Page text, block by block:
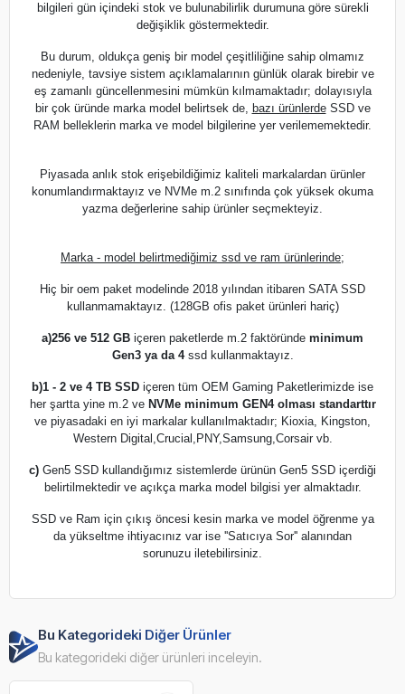
bilgileri gün içindeki stok ve bulunabilirlik durumuna göre sürekli
değişiklik göstermektedir.
Bu durum, oldukça geniş bir model çeşitliliğine sahip olmamız
nedeniyle, tavsiye sistem açıklamalarının günlük olarak birebir ve
eş zamanlı güncellenmesini mümkün kılmamaktadır; dolayısıyla
bir çok üründe marka model belirtsek de, bazı ürünlerdeSSD ve
RAM belleklerin marka ve model bilgilerine yer verilememektedir.
Piyasada anlık stok erişebildiğimiz kaliteli markalardan ürünler
konumlandırmaktayız ve NVMe m.2 sınıfında çok yüksek okuma
yazma değerlerine sahip ürünler seçmekteyiz.
Marka - model belirtmediğimiz ssd ve ram ürünlerinde;
Hiç bir oem paket modelinde 2018 yılından itibaren SATA SSD
kullanmamaktayız. (128GB ofis paket ürünleri hariç)
a)256 ve 512 GB içeren paketlerde m.2 faktöründe minimum
Gen3 ya da 4ssd kullanmaktayız.
b)1 - 2 ve 4 TB SSD içeren tüm OEM Gaming Paketlerimizde ise
her şartta yine m.2 ve NVMe minimum GEN4 olması standarttır
ve piyasadaki en iyi markalar kullanılmaktadır; Kioxia, Kingston,
Western Digital,Crucial,PNY,Samsung,Corsair vb.
c) Gen5 SSD kullandığımız sistemlerde ürünün Gen5 SSD içerdiği
belirtilmektedir ve açıkça marka model bilgisi yer almaktadır.
SSD ve Ram için çıkış öncesi kesin marka ve model öğrenme ya
da yükseltme ihtiyacınız var ise ''Satıcıya Sor'' alanından
sorunuzu iletebilirsiniz.
Bu Kategorideki Diğer Ürünler
Bu kategorideki diğer ürünleri inceleyin.